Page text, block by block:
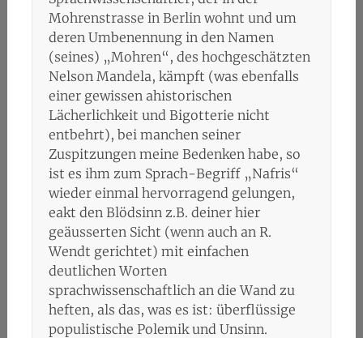
Mohrenstrasse in Berlin wohnt und um
deren Umbenennung in den Namen
(seines) „Mohren“, des hochgeschätzten
Nelson Mandela, kämpft (was ebenfalls
einer gewissen ahistorischen
Lächerlichkeit und Bigotterie nicht
entbehrt), bei manchen seiner
Zuspitzungen meine Bedenken habe, so
ist es ihm zum Sprach-Begriff „Nafris“
wieder einmal hervorragend gelungen,
eakt den Blödsinn z.B. deiner hier
geäusserten Sicht (wenn auch an R.
Wendt gerichtet) mit einfachen
deutlichen Worten
sprachwissenschaftlich an die Wand zu
heften, als das, was es ist: überflüssige
populistische Polemik und Unsinn.